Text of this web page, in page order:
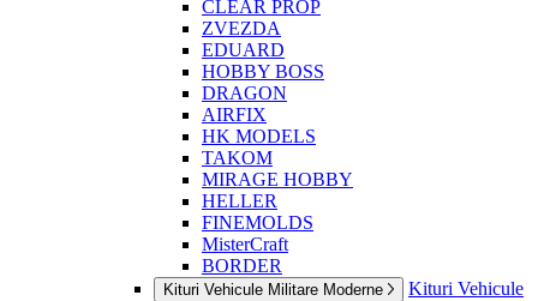
CLEAR PROP
ZVEZDA
EDUARD
HOBBY BOSS
DRAGON
AIRFIX
HK MODELS
TAKOM
MIRAGE HOBBY
HELLER
FINEMOLDS
MisterCraft
BORDER
Kituri Vehicule Militare Moderne
Kituri Vehicule